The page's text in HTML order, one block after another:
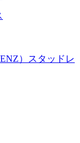
）スタッドレ